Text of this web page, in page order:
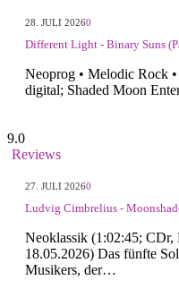
28. JULI 20260
Different Light - Binary Suns
Neoprog • Melodic Rock
digital; Shaded Moon
9.0
Reviews
27. JULI 20260
Ludvig Cimbrelius -
Neoklassik (1:02:45;
18.05.2026) Das fünfte
Musikers, der…